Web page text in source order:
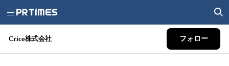
Crico株式会社 フォロー